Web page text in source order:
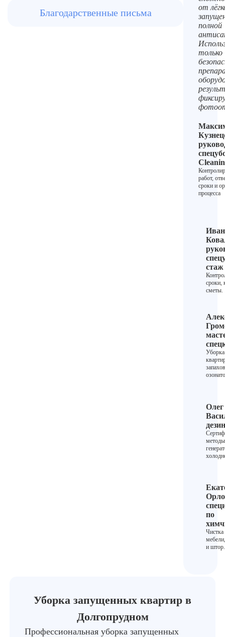
Благодарственные письма
от
полной
только
работ,
сроки и
процесса
Иван
стаж
сроки,
сметы.
Олег
по
и штор.
Уборка запущенных квартир в
Долгопрудном
Профессиональная уборка запущенных